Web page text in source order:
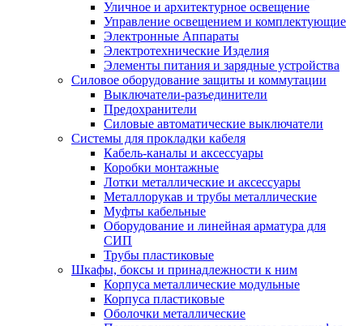
Уличное и архитектурное освещение
Управление освещением и комплектующие
Электронные Аппараты
Электротехнические Изделия
Элементы питания и зарядные устройства
Силовое оборудование защиты и коммутации
Выключатели-разъединители
Предохранители
Силовые автоматические выключатели
Системы для прокладки кабеля
Кабель-каналы и аксессуары
Коробки монтажные
Лотки металлические и аксессуары
Металлорукав и трубы металлические
Муфты кабельные
Оборудование и линейная арматура для
СИП
Трубы пластиковые
Шкафы, боксы и принадлежности к ним
Корпуса металлические модульные
Корпуса пластиковые
Оболочки металлические